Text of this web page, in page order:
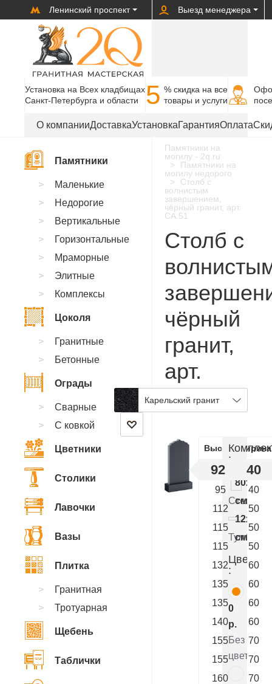
Ленинский проспект Выезд менеджера
Установка на Всех кладбищах
Санкт-Петербурга и области
5 % cкидка на все
товары и услуги
О компанииДоставкаУстановкаГарантияОплата
Памятники на
могилу - 2q.ru
Памятники на
могилу недорого
Столб с
волнистым
завершением,
чёрный гранит, арт.
CA.51
Столб с
чёрный
гранит,
арт.
CA.51
Карельский гранит
ВысотаШирина
92 40
95
40
112
50
115
50
115
50
132
60
135
60
135
60
140
60
155
70
155
70
160
70
:
Стелла
см.
Тумба
см.
Цветник
:
0
р.
Без
цветника
Памятники
Маленькие
Недорогие
Вертикальные
Горизонтальные
Мраморные
Элитные
Комплексы
Цоколя
Гранитные
Бетонные
Ограды
Сварные
С ковкой
Цветники
Столики
Лавочки
Вазы
Плитка
Гранитная
Тротуарная
Щебень
Таблички